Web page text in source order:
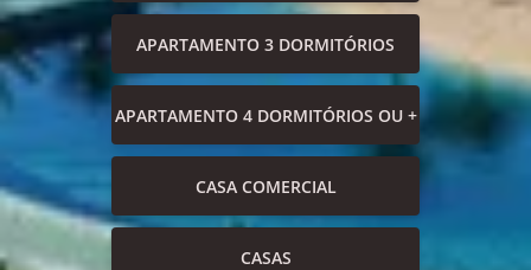
APARTAMENTO 3 DORMITÓRIOS
APARTAMENTO 4 DORMITÓRIOS OU +
CASA COMERCIAL
CASAS